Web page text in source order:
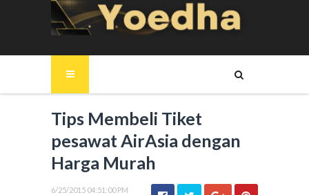
Tips Membeli Tiket
pesawat AirAsia dengan
Harga Murah
6/25/2015 04:51:00 PM